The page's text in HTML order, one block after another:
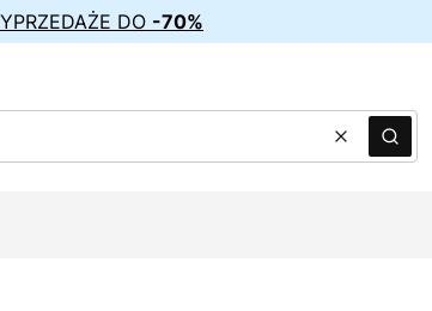
DO -70%
WyczyśćSzukaj